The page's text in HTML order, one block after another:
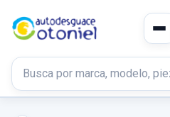
Buscar productos